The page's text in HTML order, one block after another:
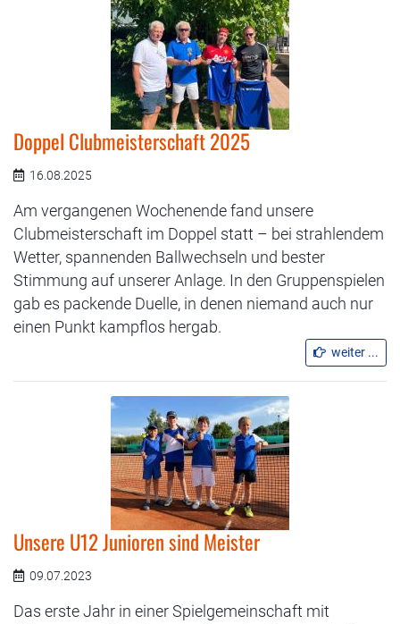
Doppel Clubmeisterschaft 2025
16.08.2025
Am vergangenen Wochenende fand unsere
Clubmeisterschaft im Doppel statt – bei strahlendem
Wetter, spannenden Ballwechseln und bester
Stimmung auf unserer Anlage. In den Gruppenspielen
gab es packende Duelle, in denen niemand auch nur
einen Punkt kampflos hergab.
weiter ...
Unsere U12 Junioren sind Meister
09.07.2023
Das erste Jahr in einer Spielgemeinschaft mit